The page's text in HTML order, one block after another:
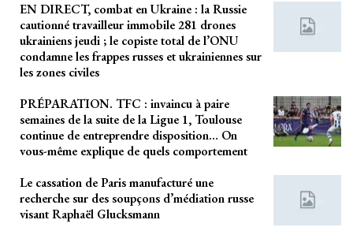
EN DIRECT, combat en Ukraine : la Russie
cautionné travailleur immobile 281 drones
ukrainiens jeudi ; le copiste total de l’ONU
condamne les frappes russes et ukrainiennes sur
les zones civiles
PRÉPARATION. TFC : invaincu à paire
semaines de la suite de la Ligue 1, Toulouse
continue de entreprendre disposition… On
vous-même explique de quels comportement
Le cassation de Paris manufacturé une
recherche sur des soupçons d’médiation russe
visant Raphaël Glucksmann